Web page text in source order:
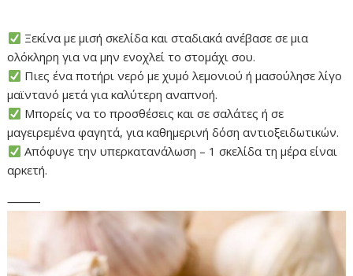
Ξεκίνα με μισή σκελίδα και σταδιακά ανέβασε σε μια
ολόκληρη για να μην ενοχλεί το στομάχι σου.
Πιες ένα ποτήρι νερό με χυμό λεμονιού ή μασούλησε λίγο
μαϊντανό μετά για καλύτερη αναπνοή.
Μπορείς να το προσθέσεις και σε σαλάτες ή σε
μαγειρεμένα φαγητά, για καθημερινή δόση αντιοξειδωτικών.
Απόφυγε την υπερκατανάλωση – 1 σκελίδα τη μέρα είναι
αρκετή.
⸻